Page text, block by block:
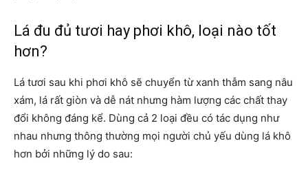
Lá đu đủ tươi hay phơi khô, loại nào tốt
hơn?
Lá tươi sau khi phơi khô sẽ chuyển từ xanh thẫm sang nâu
xám, lá rất giòn và dễ nát nhưng hàm lượng các chất thay
đổi không đáng kể. Dùng cả 2 loại đều có tác dụng như
nhau nhưng thông thường mọi người chủ yếu dùng lá khô
hơn bởi những lý do sau: